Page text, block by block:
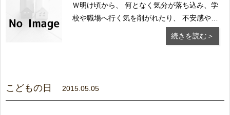
Ｗ明け頃から、 何となく気分が落ち込み、学
校や職場へ行く気を削がれたり、 不安感や焦
り、または疲れやすい、眠れない、食欲不
振・・・ など理由不明の不調はありません
続きを読む＞
こどもの日 2015.05.05